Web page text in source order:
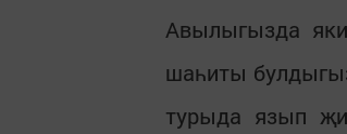
Авылыгызда
шаһиты
турыда язып